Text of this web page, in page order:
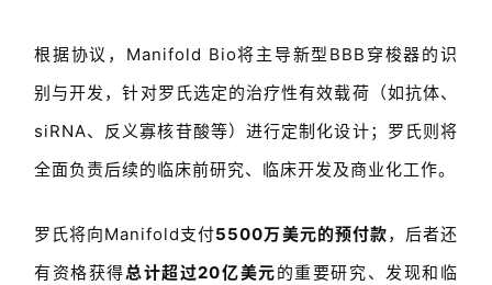
根据协议，Manifold Bio将主导新型BBB穿梭器的识
别与开发，针对罗氏选定的治疗性有效载荷（如抗体、
siRNA、反义寡核苷酸等）进行定制化设计；罗氏则将
全面负责后续的临床前研究、临床开发及商业化工作。
罗氏将向Manifold支付5500万美元的预付款，后者还
有资格获得总计超过20亿美元的重要研究、发现和临